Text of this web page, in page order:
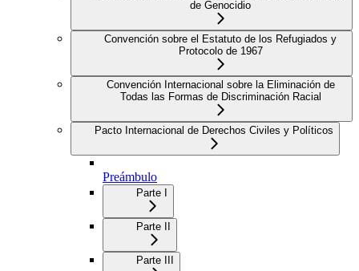
de Genocidio
Convención sobre el Estatuto de los Refugiados y
Protocolo de 1967
Convención Internacional sobre la Eliminación de
Todas las Formas de Discriminación Racial
Pacto Internacional de Derechos Civiles y Políticos
Preámbulo
Parte I
Parte II
Parte III